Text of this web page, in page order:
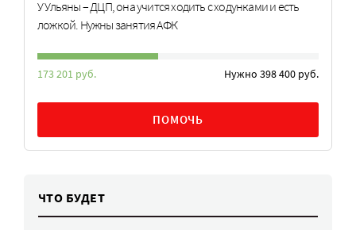
У Ульяны – ДЦП, она учится ходить с ходунками и есть
ложкой. Нужны занятия АФК
173 201 руб. Нужно 398 400 руб.
ПОМОЧЬ
ЧТО БУДЕТ